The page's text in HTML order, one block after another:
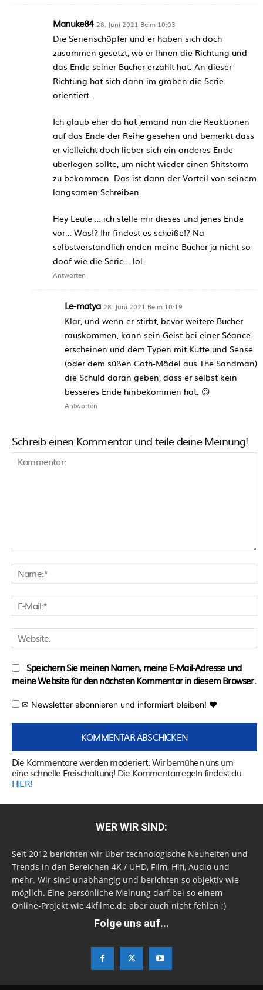
Manuke84 28. Juni 2021 Beim 10:03
Die Serienschöpfer und er haben sich doch
zusammen gesetzt, wo er Ihnen die Richtung und
das Ende seiner Bücher erzählt hat. An dieser
Richtung hat sich dann im groben die Serie
orientiert.
Ich glaub eher da hat jemand nun die Reaktionen
auf das Ende der Reihe gesehen und bemerkt dass
er vielleicht doch lieber sich ein anderes Ende
überlegen sollte, um nicht wieder einen Shitstorm
zu bekommen. Das ist dann der Vorteil von seinem
langsamen Schreiben.
Hey Leute … ich stelle mir dieses und jenes Ende
vor… Was!? Ihr findest es scheiße!? Na
selbstverständlich enden meine Bücher ja nicht so
doof wie die Serie… lol
Antworten
Le-matya 28. Juni 2021 Beim 10:19
Klar, und wenn er stirbt, bevor weitere Bücher
rauskommen, kann sein Geist bei einer Séance
erscheinen und dem Typen mit Kutte und Sense
(oder dem süßen Goth-Mädel aus The Sandman)
die Schuld daran geben, dass er selbst kein
besseres Ende hinbekommen hat. 😉
Antworten
Schreib einen Kommentar und teile deine Meinung!
Speichern Sie meinen Namen, meine E-Mail-Adresse und
meine Website für den nächsten Kommentar in diesem Browser.
✉ Newsletter abonnieren und informiert bleiben! ♥
Die Kommentare werden moderiert. Wir bemühen uns um
eine schnelle Freischaltung! Die Kommentarregeln findest du
HIER!
WER WIR SIND:
Seit 2012 berichten wir über technologische Neuheiten und
Trends in den Bereichen 4K / UHD, Film, Hifi, Audio und
mehr. Wir sind unabhängig und berichten so objektiv wie
möglich. Eine persönliche Meinung darf bei so einem
Online-Projekt wie 4kfilme.de aber auch nicht fehlen ;)
Folge uns auf...